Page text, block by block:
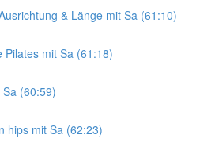
& Länge mit Sa (61:10)
Pilates mit Sa (61:18)
(60:59)
hips mit Sa (62:23)